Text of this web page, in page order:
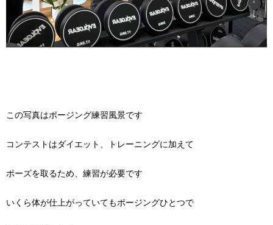
この写真はポージング練習風景です
コンテストはダイエット、トレーニングに加えて
ポーズを取るため、練習が必要です
いくら体が仕上がっていてもポージングひとつで